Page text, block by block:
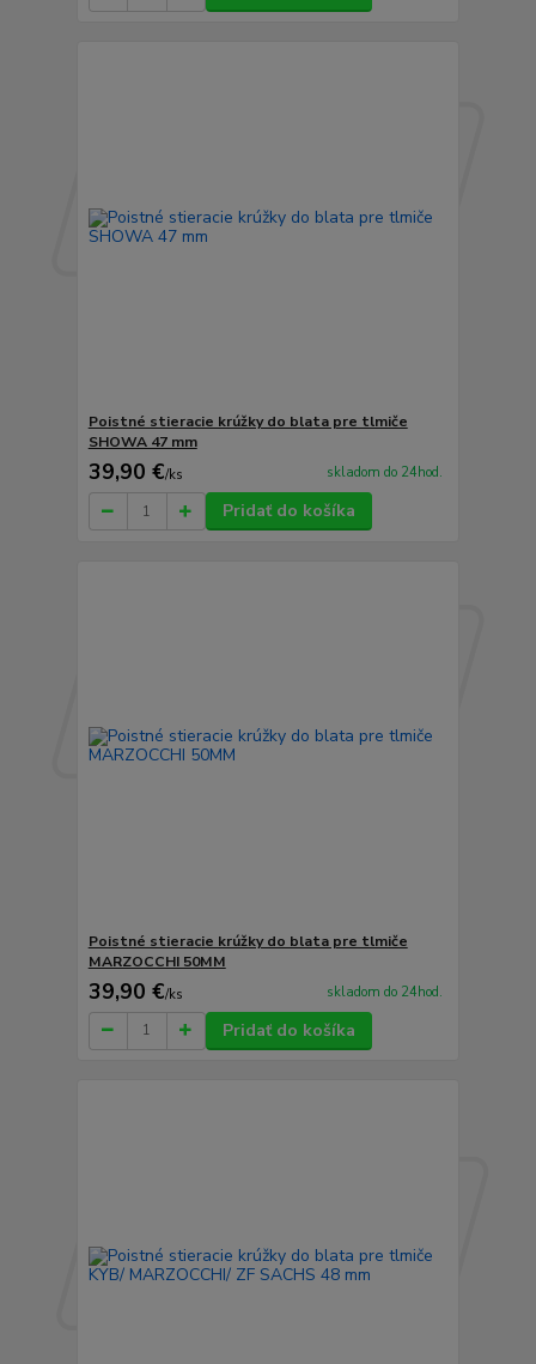
Poistné stieracie krúžky do blata pre tlmiče
SHOWA 47 mm
39,90 €/ks skladom do 24hod.
Pridať do košíka
Poistné stieracie krúžky do blata pre tlmiče
MARZOCCHI 50MM
39,90 €/ks skladom do 24hod.
Pridať do košíka